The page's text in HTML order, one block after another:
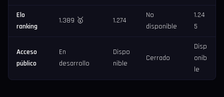
Elo
ranking
1.389 🥇 1.274
No
disponible
1.24
5
Acceso
público
En
desarrollo
Dispo
nible
Cerrado
Disp
onib
le